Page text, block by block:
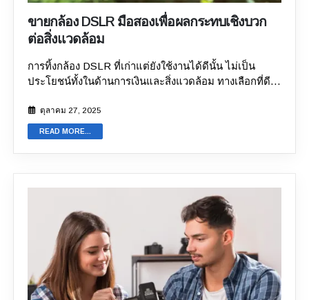
แพลตฟอร์มสามารถรองรับกล้องจากหลายยี่ห้อและหลาย
รุ่นได้ ก็จะช่วยเพิ่มโอกาสในการขายกล้องของคุณได้มาก
ขึ้น 5....
ผ่านไป และการลดลงนี้เกิดขึ้นอย่างรวดเร็ว คุณอาจคิด
ว่าการรอผู้ซื้อที่ “ใช่” จะทำให้คุณได้ราคาที่สูงกว่า อย่างไร
รับความสนใจมากกว่ากล้องมือสอง ดังนั้น หากคุณไม่ได้ใช้
กล้องแล้ว ควรขายมันให้กับshop รับซื้อกล้องเก่า2. ช่วย
เป็นวิธีที่ยอดเยี่ยมในการได้รับความช่วยเหลือทางการเงิน
อย่างรวดเร็ว กล้องมักจะมีมูลค่าขายต่อที่สูง และใน
นั้นง่ายและสามารถทำได้ภายในไม่กี่นาที สิ่งที่คุณต้องมีคือ
สมาร์ตโฟนหรือคอมพิวเตอร์ที่เชื่อมต่ออินเทอร์เน็ต 3.
ประหยัดพื้นที่ กล้องและอุปกรณ์เสริมของมันสามารถกิน
พื้นที่ที่ไม่จำเป็นในห้องหรือสำนักงานของคุณได้ นอกจากนี้
กล้องยังเป็นอุปกรณ์ที่บอบบาง และเพียงแค่การกระแทก
หรือการตกเพียงเล็กน้อยก็อาจทำให้เกิดความเสียหายอย่าง
มากต่ออุปกรณ์ได้ ดังนั้น คุณควรขายกล้องเก่าของคุณ
แทนที่จะเก็บไว้และรอให้เกิดอุบัติเหตุขึ้น 4. ...
ขายกล้อง DSLR มือสองเพื่อผลกระทบเชิงบวก
ต่อสิ่งแวดล้อม
การทิ้งกล้อง DSLR ที่เก่าแต่ยังใช้งานได้ดีนั้น ไม่เป็น
ประโยชน์ทั้งในด้านการเงินและสิ่งแวดล้อม ทางเลือกที่ดี
กล้องและอุปกรณ์อิเล็กทรอนิกส์ของคุณ วิธีนี้ไม่เพียงแต่
ช่วยให้คุณได้รับผลตอบแทนเป็นเงินสด แต่ยังช่วยส่งเสริม
แนวปฏิบัติที่ดีต่อสิ่งแวดล้อมอีกด้วย การเลือกแพลตฟอร์ม
ที่เชื่อถือได้สำหรับขายกล้อง DSLR มือสองจะช่วยลด
ปริมาณขยะอิเล็กทรอนิกส์โดยไม่ต้องเสียเวลาในการหาผู้
ซื้อที่เหมาะสม กล้อง DSLR มือสองมีความต้องการใน
ตลาดสูงเนื่องจากราคาที่คุ้มค่า ช่างภาพมือใหม่และคอน
เทนต์ครีเอเตอร์หลายคนมักเลือกซื้อกล้องมือสองเพราะมี
ราคาถูกกว่ากล้องใหม่มาก หากคุณมีกล้อง DSLR ที่ไม่ได้
ใช้งานแล้ว การขายออนไลน์ถือเป็นตัวเลือกที่ดี เพราะจะ
ทำให้กล้องของคุณได้ไปอยู่ในมือของผู้ที่ต้องการใช้งาน
จริง นอกจากนี้ การ ขายกล้อง
เก่าหรือกล้องใช้แล้วผ่าน
แพลตฟอร์มออนไลน์ที่น่าเชื่อถือ ยังช่วยให้คุณขายได้อย่าง
ตุลาคม 27, 2025
READ MORE...